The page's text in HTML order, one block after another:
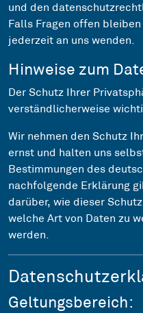
und den
Falls Fragen offen
jederzeit an uns wenden.
Hinweise zum
Der Schutz Ihrer
verständlicherweise
Wir nehmen den Schutz
ernst und halten uns
Bestimmungen des
nachfolgende Erklärung
darüber, wie dieser
welche Art von Daten zu
werden.
Geltungsbereich: